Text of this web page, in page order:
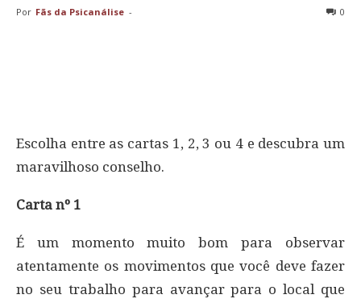
Por Fãs da Psicanálise - 0
Escolha entre as cartas 1, 2, 3 ou 4 e descubra um
maravilhoso conselho.
Carta nº 1
É um momento muito bom para observar
atentamente os movimentos que você deve fazer
no seu trabalho para avançar para o local que